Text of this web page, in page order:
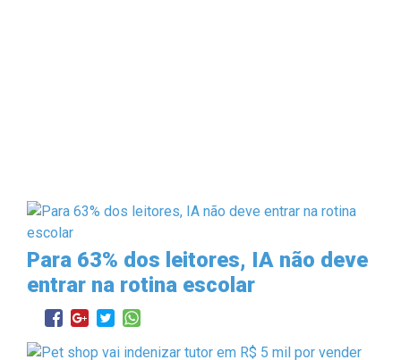
Para 63% dos leitores, IA não deve
entrar na rotina escolar